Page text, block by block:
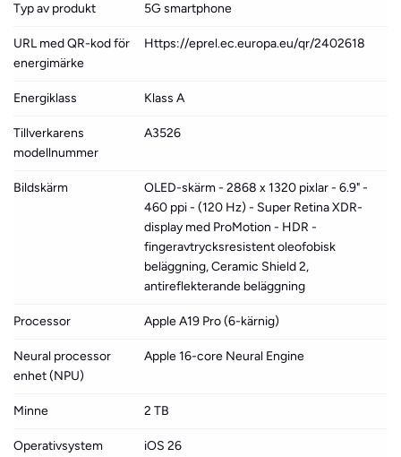
Typ av produkt 5G smartphone
URL med QR-kod för
energimärke
Https://eprel.ec.europa.eu/qr/2402618
Energiklass Klass A
Tillverkarens
modellnummer
A3526
Bildskärm
OLED-skärm - 2868 x 1320 pixlar - 6.9" -
460 ppi - (120 Hz) - Super Retina XDR-
display med ProMotion - HDR -
fingeravtrycksresistent oleofobisk
beläggning, Ceramic Shield 2,
antireflekterande beläggning
Processor Apple A19 Pro (6-kärnig)
Neural processor
enhet (NPU)
Apple 16-core Neural Engine
Minne 2 TB
Operativsystem iOS 26